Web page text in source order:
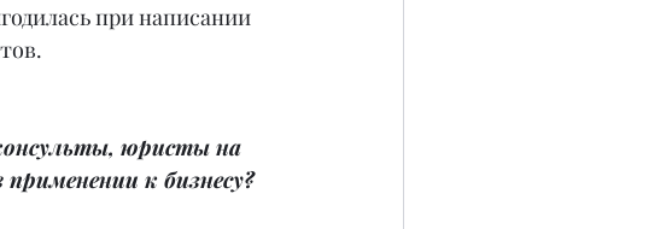
при написании
юристы на
к бизнесу?